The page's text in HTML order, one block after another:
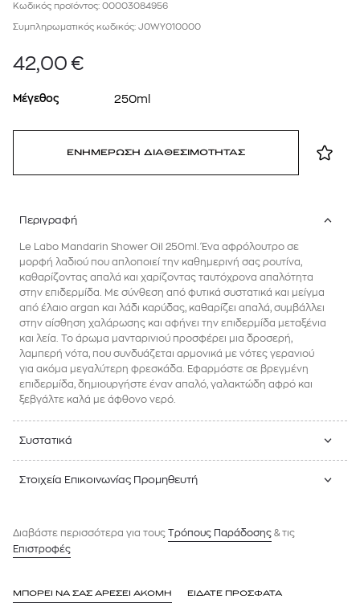
Κωδικός προϊόντος: 00003084956
Συμπληρωματικός κωδικός: J0WY010000
42,00 €
Μέγεθος 250ml
ΕΝΗΜΕΡΩΣΗ ΔΙΑΘΕΣΙΜΟΤΗΤΑΣ
Περιγραφή
Le Labo Mandarin Shower Oil 250ml. Ένα αφρόλουτρο σε
μορφή λαδιού που απλοποιεί την καθημερινή σας ρουτίνα,
καθαρίζοντας απαλά και χαρίζοντας ταυτόχρονα απαλότητα
στην επιδερμίδα. Με σύνθεση από φυτικά συστατικά και μείγμα
από έλαιο argan και λάδι καρύδας, καθαρίζει απαλά, συμβάλλει
στην αίσθηση χαλάρωσης και αφήνει την επιδερμίδα μεταξένια
και λεία. Το άρωμα μανταρινιού προσφέρει μια δροσερή,
λαμπερή νότα, που συνδυάζεται αρμονικά με νότες γερανιού
για ακόμα μεγαλύτερη φρεσκάδα. Εφαρμόστε σε βρεγμένη
επιδερμίδα, δημιουργήστε έναν απαλό, γαλακτώδη αφρό και
ξεβγάλτε καλά με άφθονο νερό.
Συστατικά
Στοιχεία Επικοινωνίας Προμηθευτή
Διαβάστε περισσότερα για τους Tρόπους Παράδοσης & τις
Επιστροφές
ΜΠΟΡΕΙ ΝΑ ΣΑΣ ΑΡΕΣΕΙ ΑΚΟΜΗ ΕΙΔΑΤΕ ΠΡΟΣΦΑΤΑ